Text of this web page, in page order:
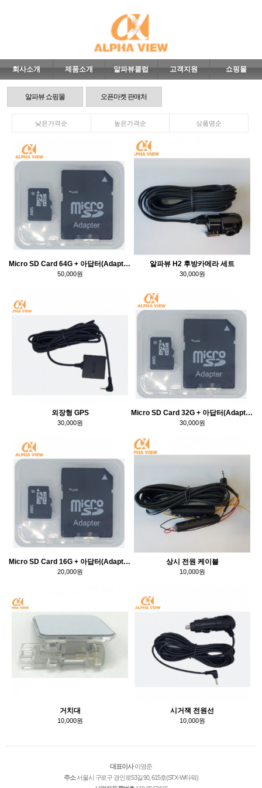
회사소개 제품소개 알파뷰클럽 고객지원 쇼핑몰
알파뷰 쇼핑몰 오픈마켓 판매처
낮은가격순 높은가격순 상품명순
Micro SD Card 64G + 아답터(Adapter)
50,000원
알파뷰 H2 후방카메라 세트
30,000원
외장형 GPS
30,000원
Micro SD Card 32G + 아답터(Adapter)
30,000원
Micro SD Card 16G + 아답터(Adapter)
20,000원
상시 전원 케이블
10,000원
거치대
10,000원
시거잭 전원선
10,000원
대표이사이영준
주소서울시 구로구 경인로53길 90, 615호(STX-W타워)